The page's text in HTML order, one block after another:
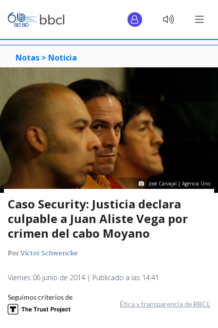
Notas > Noticia
José Carvajal | Agencia Uno
Caso Security: Justicia declara
culpable a Juan Aliste Vega por
crimen del cabo Moyano
PorVíctor Schwencke
Viernes 06 junio de 2014 | Publicado a las 14:41
Seguimos criterios de
Ética y transparencia de BBCL